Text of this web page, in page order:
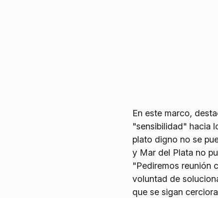
En este marco,
"sensibilidad" hacia
plato digno no se
y Mar del Plata no
"Pediremos reunión
voluntad de
que se sigan